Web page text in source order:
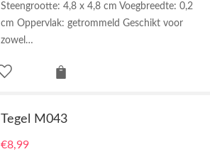
Steengrootte: 4,8 x 4,8 cm Voegbreedte: 0,2
cm Oppervlak: getrommeld Geschikt voor
zowel…
Tegel M043
€8,99